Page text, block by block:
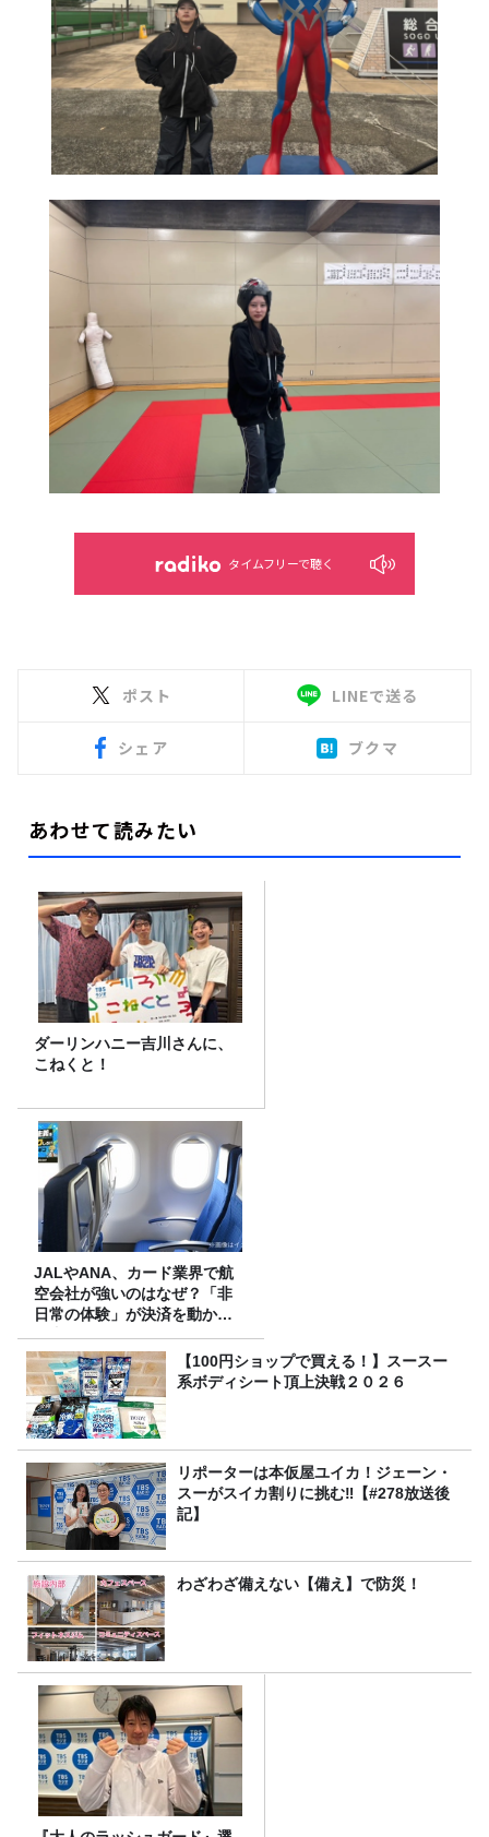
タイムフリーで聴く
ポスト LINEで送る
シェア ブクマ
あわせて読みたい
ダーリンハニー吉川さんに、
こねくと！
JALやANA、カード業界で航
空会社が強いのはなぜ？「非
日常の体験」が決済を動かす
理由
【100円ショップで買える！】スースー
系ボディシート頂上決戦２０２６
リポーターは本仮屋ユイカ！ジェーン・
スーがスイカ割りに挑む‼【#278放送後
記】
わざわざ備えない【備え】で防災！